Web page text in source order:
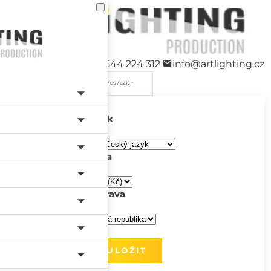
+420 544 224 312 info@artlighting.cz
/ CS / CZK
Jazyk
Měna
Doprava